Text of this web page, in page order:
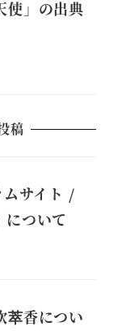
使」の出典
稿
サイト /
ついて
萃香につい